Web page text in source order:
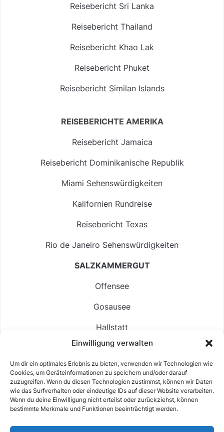
Einwilligung verwalten
Um dir ein optimales Erlebnis zu bieten, verwenden wir Technologien wie
Cookies, um Geräteinformationen zu speichern und/oder darauf
zuzugreifen. Wenn du diesen Technologien zustimmst, können wir Daten
wie das Surfverhalten oder eindeutige IDs auf dieser Website verarbeiten.
Wenn du deine Einwilligung nicht erteilst oder zurückziehst, können
bestimmte Merkmale und Funktionen beeinträchtigt werden.
Reisebericht Sri Lanka
Reisebericht Thailand
Reisebericht Khao Lak
Reisebericht Phuket
Reisebericht Similan Islands
REISEBERICHTE AMERIKA
Reisebericht Jamaica
Reisebericht Dominikanische Republik
Miami Sehenswürdigkeiten
Kalifornien Rundreise
Reisebericht Texas
Rio de Janeiro Sehenswürdigkeiten
SALZKAMMERGUT
Offensee
Gosausee
Hallstatt
Langbathsee
Altausseer See
Hintersee